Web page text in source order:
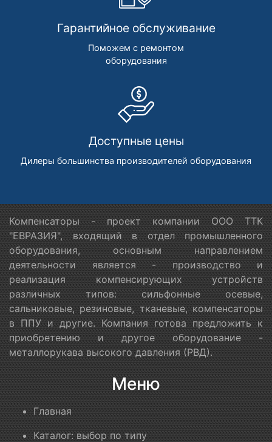
Гарантийное обслуживание
Поможем с ремонтом
оборудования
Доступные цены
Дилеры большинства производителей оборудования
Компенсаторы - проект компании ООО ТТК
"ЕВРАЗИЯ", входящий в отдел промышленного
оборудования, основным направлением
деятельности является - производство и
реализация компенсирующих устройств
различных типов: сильфонные осевые,
сальниковые, резиновые, тканевые, компенсаторы
в ППУ и другие. Компания готова предложить к
приобретению и другое оборудование -
металлорукава высокого давления (РВД).
Меню
Главная
Каталог: выбор по типу